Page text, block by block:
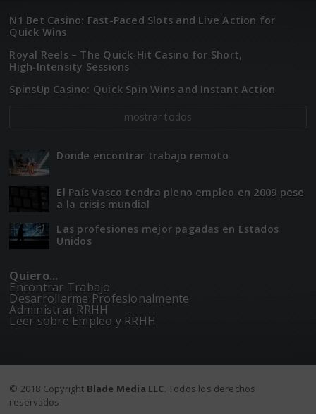
N1 Bet Casino: Fast-Paced Slots and Live Action for
Quick Wins
Royal Reels – The Quick‑Hit Casino for Short,
High‑Intensity Sessions
SpinsUp Casino: Quick Spin Wins and Instant Action
mostrar todos
Donde encontrar trabajo remoto
El Paí­­s Vasco tendra pleno empleo en 2009 pese
a la crisis mundial
Las profesiones mejor pagadas en Estados
Unidos
Quiero...
Encontrar Trabajo
Desarrollarme Profesionalmente
Administrar RRHH
Leer sobre Empleo y RRHH
© 2018 Copyright Blade Media LLC. Todos los derechos
reservados